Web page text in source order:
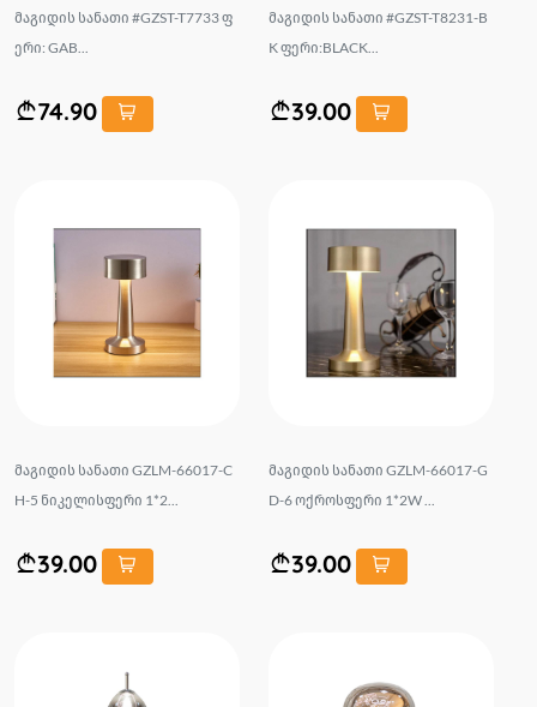
მაგიდის სანათი #GZST-T7733 ფ
ერი: GAB...
74.90
მაგიდის სანათი #GZST-T8231-B
K ფერი:BLACK...
39.00
მაგიდის სანათი GZLM-66017-C
H-5 ნიკელისფერი 1*2...
39.00
მაგიდის სანათი GZLM-66017-G
D-6 ოქროსფერი 1*2W ...
39.00